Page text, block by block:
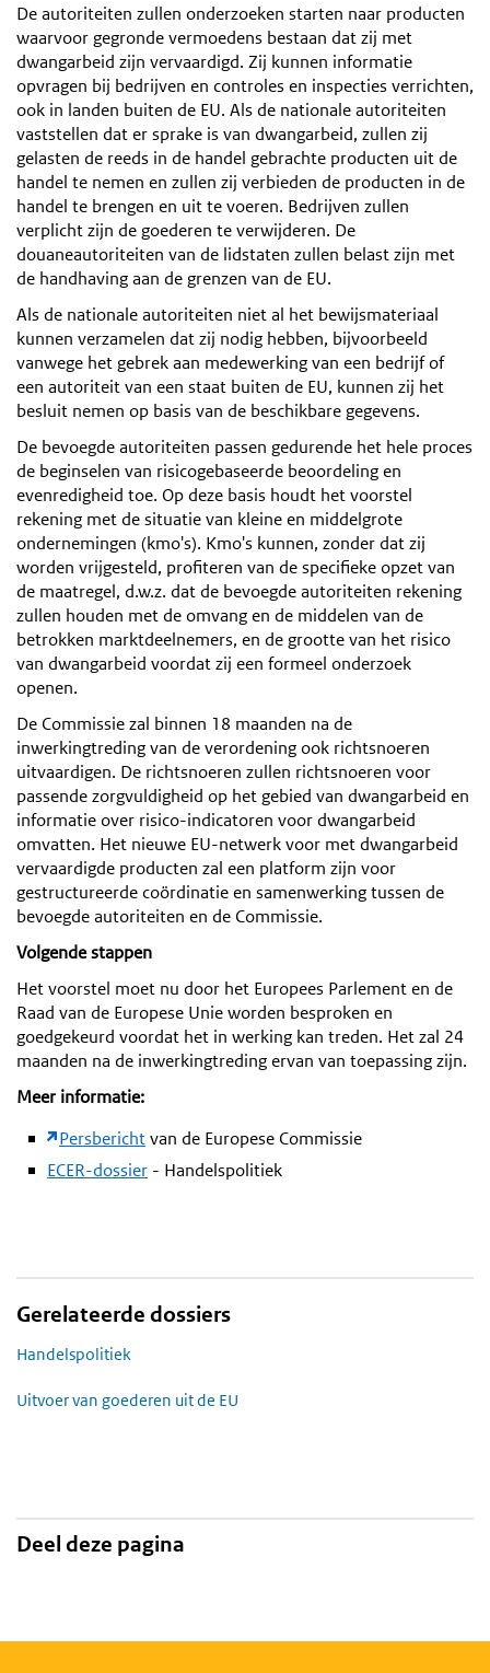
De autoriteiten zullen onderzoeken starten naar producten
waarvoor gegronde vermoedens bestaan dat zij met
dwangarbeid zijn vervaardigd. Zij kunnen informatie
opvragen bij bedrijven en controles en inspecties verrichten,
ook in landen buiten de EU. Als de nationale autoriteiten
vaststellen dat er sprake is van dwangarbeid, zullen zij
gelasten de reeds in de handel gebrachte producten uit de
handel te nemen en zullen zij verbieden de producten in de
handel te brengen en uit te voeren. Bedrijven zullen
verplicht zijn de goederen te verwijderen. De
douaneautoriteiten van de lidstaten zullen belast zijn met
de handhaving aan de grenzen van de EU.
Als de nationale autoriteiten niet al het bewijsmateriaal
kunnen verzamelen dat zij nodig hebben, bijvoorbeeld
vanwege het gebrek aan medewerking van een bedrijf of
een autoriteit van een staat buiten de EU, kunnen zij het
besluit nemen op basis van de beschikbare gegevens.
De bevoegde autoriteiten passen gedurende het hele proces
de beginselen van risicogebaseerde beoordeling en
evenredigheid toe. Op deze basis houdt het voorstel
rekening met de situatie van kleine en middelgrote
ondernemingen (kmo's). Kmo's kunnen, zonder dat zij
worden vrijgesteld, profiteren van de specifieke opzet van
de maatregel, d.w.z. dat de bevoegde autoriteiten rekening
zullen houden met de omvang en de middelen van de
betrokken marktdeelnemers, en de grootte van het risico
van dwangarbeid voordat zij een formeel onderzoek
openen.
De Commissie zal binnen 18 maanden na de
inwerkingtreding van de verordening ook richtsnoeren
uitvaardigen. De richtsnoeren zullen richtsnoeren voor
passende zorgvuldigheid op het gebied van dwangarbeid en
informatie over risico-indicatoren voor dwangarbeid
omvatten. Het nieuwe EU-netwerk voor met dwangarbeid
vervaardigde producten zal een platform zijn voor
gestructureerde coördinatie en samenwerking tussen de
bevoegde autoriteiten en de Commissie.
Volgende stappen
Het voorstel moet nu door het Europees Parlement en de
Raad van de Europese Unie worden besproken en
goedgekeurd voordat het in werking kan treden. Het zal 24
maanden na de inwerkingtreding ervan van toepassing zijn.
Meer informatie:
Persberichtvan de Europese Commissie
ECER-dossier - Handelspolitiek
Gerelateerde dossiers
Handelspolitiek
Uitvoer van goederen uit de EU
Deel deze pagina